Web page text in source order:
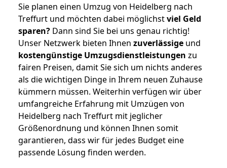
Sie planen einen Umzug von Heidelberg nach
Treffurt und möchten dabei möglichstviel Geld
sparen? Dann sind Sie bei uns genau richtig!
Unser Netzwerk bieten Ihnen zuverlässige und
kostengünstige Umzugsdienstleistungen zu
fairen Preisen, damit Sie sich um nichts anderes
als die wichtigen Dinge in Ihrem neuen Zuhause
kümmern müssen. Weiterhin verfügen wir über
umfangreiche Erfahrung mit Umzügen von
Heidelberg nach Treffurt mit jeglicher
Größenordnung und können Ihnen somit
garantieren, dass wir für jedes Budget eine
passende Lösung finden werden.